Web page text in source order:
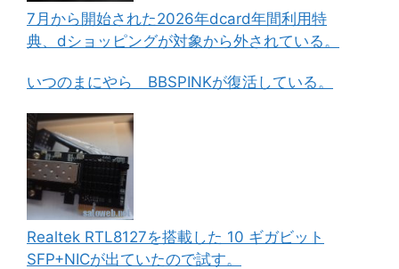
7月から開始された2026年dcard年間利用特
典、dショッピングが対象から外されている。
いつのまにやら BBSPINKが復活している。
Realtek RTL8127を搭載した 10 ギガビット
SFP+NICが出ていたので試す。